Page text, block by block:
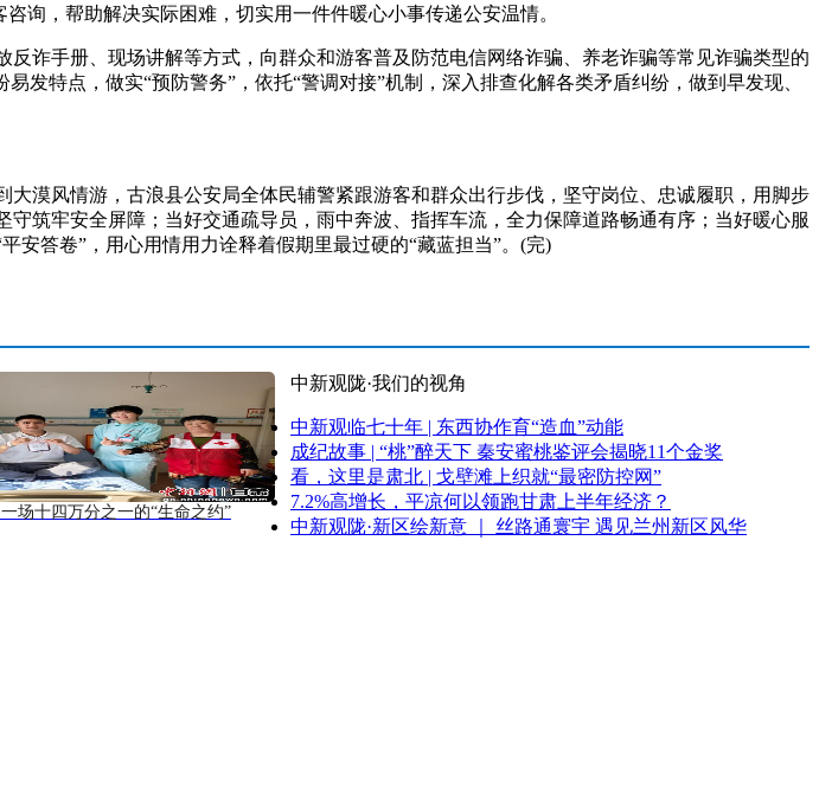
询，帮助解决实际困难，切实用一件件暖心小事传递公安温情。
手册、现场讲解等方式，向群众和游客普及防范电信网络诈骗、养老诈骗等常见诈骗类型的
发特点，做实“预防警务”，依托“警调对接”机制，深入排查化解各类矛盾纠纷，做到早发现、
风情游，古浪县公安局全体民辅警紧跟游客和群众出行步伐，坚守岗位、忠诚履职，用脚步
筑牢安全屏障；当好交通疏导员，雨中奔波、指挥车流，全力保障道路畅通有序；当好暖心服
安答卷”，用心用情用力诠释着假期里最过硬的“藏蓝担当”。(完)
场十四万分之一的“生命之约”
中新观陇·我们的视角
中新观临七十年 | 东西协作育“造血”动能
成纪故事 | “桃”醉天下 秦安蜜桃鉴评会揭晓11个金奖
看，这里是肃北 | 戈壁滩上织就“最密防控网”
7.2%高增长，平凉何以领跑甘肃上半年经济？
中新观陇·新区绘新意 ｜ 丝路通寰宇 遇见兰州新区风华